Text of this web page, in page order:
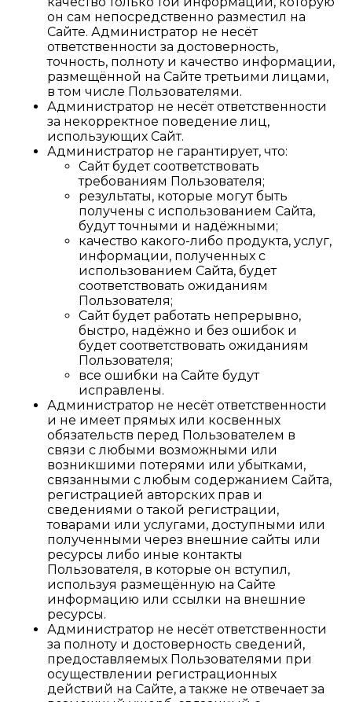
он сам непосредственно разместил на
Сайте. Администратор не несёт
ответственности за достоверность,
точность, полноту и качество информации,
размещённой на Сайте третьими лицами,
в том числе Пользователями.
Администратор не несёт ответственности
за некорректное поведение лиц,
использующих Сайт.
Администратор не гарантирует, что:
Сайт будет соответствовать
требованиям Пользователя;
результаты, которые могут быть
получены с использованием Сайта,
будут точными и надёжными;
качество какого-либо продукта, услуг,
информации, полученных с
использованием Сайта, будет
соответствовать ожиданиям
Пользователя;
Сайт будет работать непрерывно,
быстро, надёжно и без ошибок и
будет соответствовать ожиданиям
Пользователя;
все ошибки на Сайте будут
исправлены.
Администратор не несёт ответственности
и не имеет прямых или косвенных
обязательств перед Пользователем в
связи с любыми возможными или
возникшими потерями или убытками,
связанными с любым содержанием Сайта,
регистрацией авторских прав и
сведениями о такой регистрации,
товарами или услугами, доступными или
полученными через внешние сайты или
ресурсы либо иные контакты
Пользователя, в которые он вступил,
используя размещённую на Сайте
информацию или ссылки на внешние
ресурсы.
Администратор не несёт ответственности
за полноту и достоверность сведений,
предоставляемых Пользователями при
осуществлении регистрационных
действий на Сайте, а также не отвечает за